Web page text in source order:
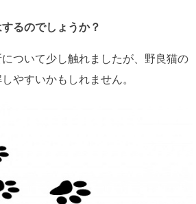
るのでしょうか？
ついて少し触れましたが、野良猫の
やすいかもしれません。